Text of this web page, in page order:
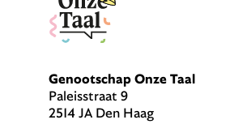
Genootschap Onze Taal
Paleisstraat 9
2514 JA Den Haag